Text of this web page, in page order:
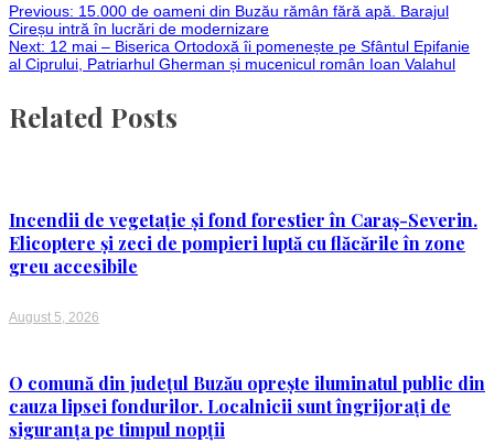
Post
navigation
Previous: 15.000 de oameni din Buzău rămân fără apă. Barajul
Cireșu intră în lucrări de modernizare
Next: 12 mai – Biserica Ortodoxă îi pomenește pe Sfântul Epifanie
al Ciprului, Patriarhul Gherman și mucenicul român Ioan Valahul
Related Posts
Incendii de vegetație și fond forestier în Caraș-Severin.
Elicoptere și zeci de pompieri luptă cu flăcările în zone
greu accesibile
August 5, 2026
O comună din județul Buzău oprește iluminatul public din
cauza lipsei fondurilor. Localnicii sunt îngrijorați de
siguranța pe timpul nopții